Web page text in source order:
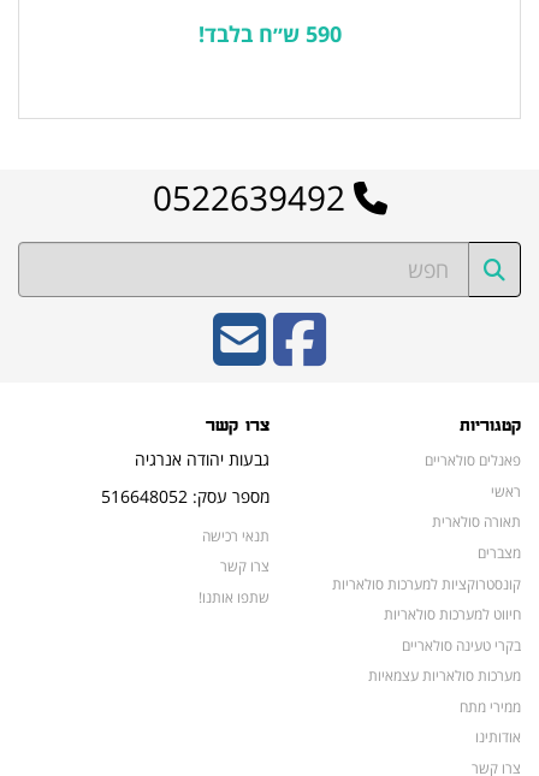
590 ש״ח בלבד!
קטגוריות
פאנלים סולאריים
ראשי
תאורה סולארית
מצברים
קונסטרוקציות למערכות סולאריות
חיווט למערכות סולאריות
בקרי טעינה סולאריים
מערכות סולאריות עצמאיות
ממירי מתח
אודותינו
צרו קשר
צרו קשר
גבעות יהודה אנרגיה
מספר עסק: 516648052
תנאי רכישה
צרו קשר
שתפו אותנו!